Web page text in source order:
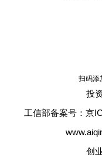
扫码添
投
工信部备案号：京
创